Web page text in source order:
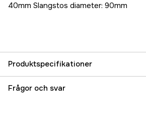
40mm Slangstos diameter: 90mm
Produktspecifikationer
Referensnummer
Frågor och svar